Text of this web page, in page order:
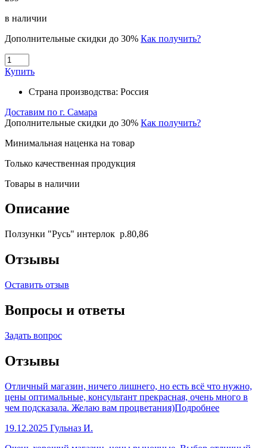
в наличии
Дополнительные скидки до 30% Как получить?
Купить
Страна производства: Россия
Доставим по г. Самара
Дополнительные скидки до 30% Как получить?
Минимальная наценка на товар
Только качественная продукция
Товары в наличии
Описание
Ползунки "Русь" интерлок р.80,86
Отзывы
Оставить отзыв
Вопросы и ответы
Задать вопрос
Отзывы
Отличный магазин, ничего лишнего, но есть всё что нужно,
цены оптимальные, консультант прекрасная, очень много в
чем подсказала. Желаю вам процветания)Подробнее
19.12.2025 Гульназ И.